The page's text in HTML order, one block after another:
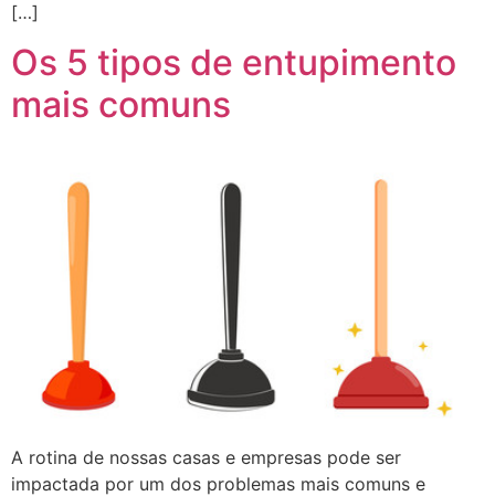
[…]
Os 5 tipos de entupimento
mais comuns
A rotina de nossas casas e empresas pode ser
impactada por um dos problemas mais comuns e